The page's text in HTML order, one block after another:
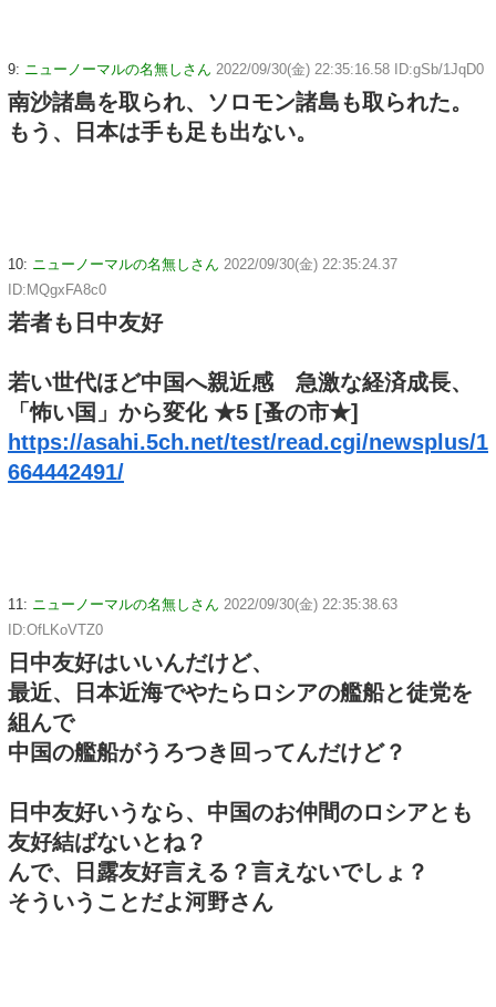
9: ニューノーマルの名無しさん 2022/09/30(金) 22:35:16.58 ID:gSb/1JqD0
南沙諸島を取られ、ソロモン諸島も取られた。
もう、日本は手も足も出ない。
10: ニューノーマルの名無しさん 2022/09/30(金) 22:35:24.37
ID:MQgxFA8c0
若者も日中友好
若い世代ほど中国へ親近感 急激な経済成長、
「怖い国」から変化 ★5 [蚤の市★]
https://asahi.5ch.net/test/read.cgi/newsplus/1
664442491/
11: ニューノーマルの名無しさん 2022/09/30(金) 22:35:38.63
ID:OfLKoVTZ0
日中友好はいいんだけど、
最近、日本近海でやたらロシアの艦船と徒党を
組んで
中国の艦船がうろつき回ってんだけど？
日中友好いうなら、中国のお仲間のロシアとも
友好結ばないとね？
んで、日露友好言える？言えないでしょ？
そういうことだよ河野さん